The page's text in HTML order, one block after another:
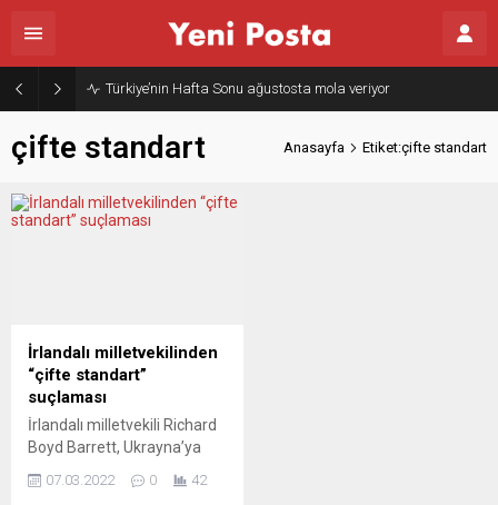
Türkiye’nin Hafta Sonu ağustosta mola veriyor
çifte standart Anasayfa Etiket:çifte standart
İrlandalı milletvekilinden
“çifte standart”
suçlaması
İrlandalı milletvekili Richard
Boyd Barrett, Ukrayna’ya
yaptırım uygulayan İrlanda
07.03.2022 0 42